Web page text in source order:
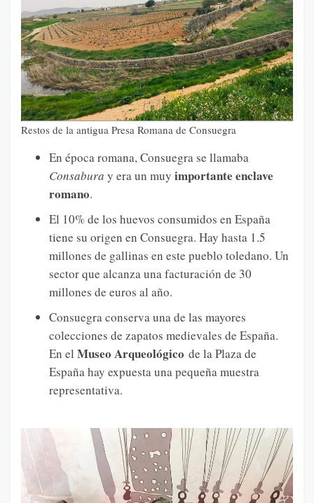
Restos de la antigua Presa Romana de Consuegra
En época romana, Consuegra se llamaba
Consabura y era un muy importante enclave
romano.
El 10% de los huevos consumidos en España
tiene su origen en Consuegra. Hay hasta 1.5
millones de gallinas en este pueblo toledano. Un
sector que alcanza una facturación de 30
millones de euros al año.
Consuegra conserva una de las mayores
colecciones de zapatos medievales de España.
En el Museo Arqueológico de la Plaza de
España hay expuesta una pequeña muestra
representativa.